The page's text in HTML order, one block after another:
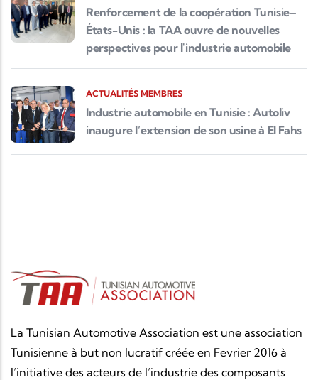
Renforcement de la coopération Tunisie–
États-Unis : la TAA ouvre de nouvelles
perspectives pour l'industrie automobile
ACTUALITÉS MEMBRES
Industrie automobile en Tunisie : Autoliv
inaugure l’extension de son usine à El Fahs
La Tunisian Automotive Association est une association
Tunisienne à but non lucratif créée en Fevrier 2016 à
l’initiative des acteurs de l’industrie des composants